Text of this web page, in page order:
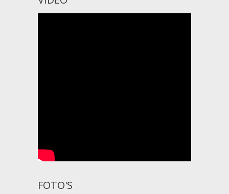
FOTO'S